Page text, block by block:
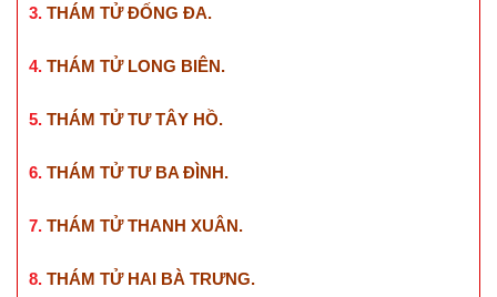
3. THÁM TỬ ĐỐNG ĐA.
4. THÁM TỬ LONG BIÊN.
5. THÁM TỬ TƯ TÂY HỒ.
6. THÁM TỬ TƯ BA ĐÌNH.
7. THÁM TỬ THANH XUÂN.
8. THÁM TỬ HAI BÀ TRƯNG.